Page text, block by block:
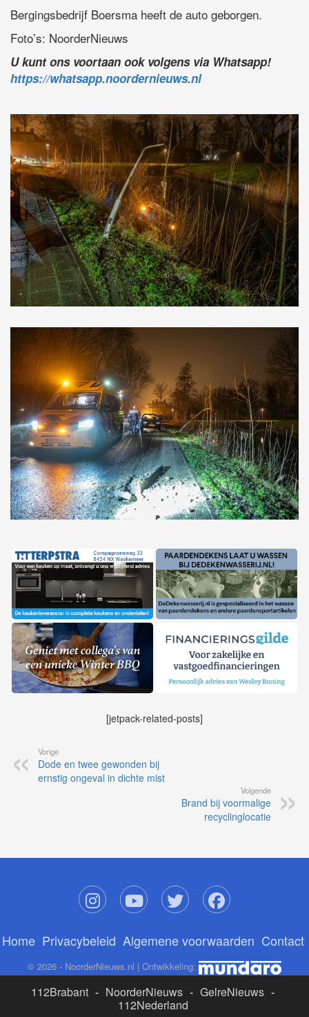
Bergingsbedrijf Boersma heeft de auto geborgen.
Foto’s: NoorderNieuws
U kunt ons voortaan ook volgens via Whatsapp!
https://whatsapp.noordernieuws.nl
[jetpack-related-posts]
Vorige
Dode en twee gewonden bij
ernstig ongeval in dichte mist
Volgende
Brand bij voormalige
recyclinglocatie
Home Privacybeleid Algemene voorwaarden Contact
© 2026 - NoorderNieuws.nl | Ontwikkeling:
112Brabant - NoorderNieuws - GelreNieuws -
112Nederland